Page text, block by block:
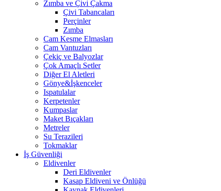
Zımba ve Çivi Çakma
Çivi Tabancaları
Perçinler
Zımba
Cam Kesme Elmasları
Cam Vantuzları
Çekiç ve Balyozlar
Çok Amaçlı Setler
Diğer El Aletleri
Gönye&İşkenceler
Ispatulalar
Kerpetenler
Kumpaslar
Maket Bıçakları
Metreler
Su Terazileri
Tokmaklar
İş Güvenliği
Eldivenler
Deri Eldivenler
Kasap Eldiveni ve Önlüğü